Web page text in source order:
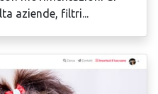
aziende, filtri...